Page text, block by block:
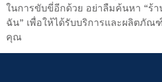
ในการขับขี่อีกด้วย อย่าลืมค้นหา “ร้
ฉัน” เพื่อให้ได้รับบริการและผลิตภัณ
คุณ